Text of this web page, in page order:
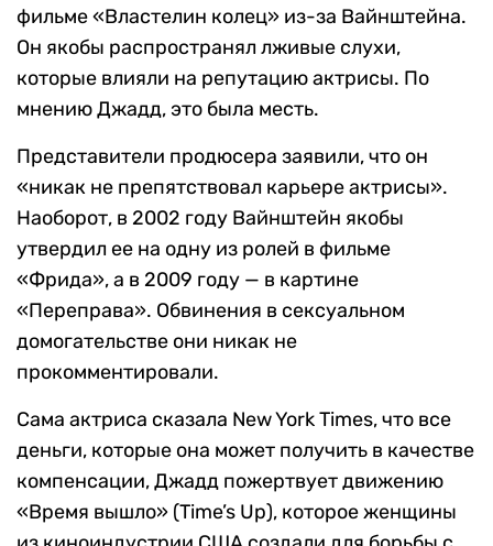
фильме «Властелин колец» из-за Вайнштейна.
Он якобы распространял лживые слухи,
которые влияли на репутацию актрисы. По
мнению Джадд, это была месть.
Представители продюсера заявили, что он
«никак не препятствовал карьере актрисы».
Наоборот, в 2002 году Вайнштейн якобы
утвердил ее на одну из ролей в фильме
«Фрида», а в 2009 году — в картине
«Переправа». Обвинения в сексуальном
домогательстве они никак не
прокомментировали.
Сама актриса сказала New York Times, что все
деньги, которые она может получить в качестве
компенсации, Джадд пожертвует движению
«Время вышло» (Time’s Up), которое женщины